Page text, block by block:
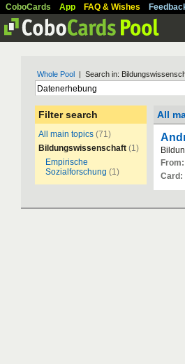
CoboCards App FAQ & Wishes
Whole Pool | Search in:
Filter search
All main topics (71)
Bildungswissenschaft (1)
Empirische
Sozialforschung (1)
All
From:
Card: